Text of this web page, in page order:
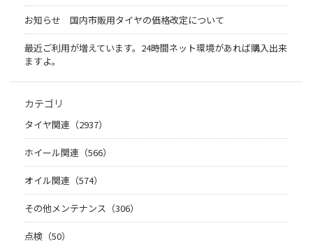
お知らせ 国内市販用タイヤの価格改定について
最近ご利用が増えています。24時間ネット環境があれば購入出来
ますよ。
カテゴリ
タイヤ関連（2937）
ホイール関連（566）
オイル関連（574）
その他メンテナンス（306）
点検（50）